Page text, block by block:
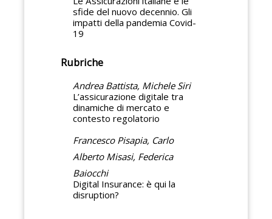
sfide del nuovo decennio. Gli
impatti della pandemia Covid-
19
Rubriche
Andrea Battista, Michele Siri
L’assicurazione digitale tra
dinamiche di mercato e
contesto regolatorio
Francesco Pisapia, Carlo
Alberto Misasi, Federica
Baiocchi
Digital Insurance: è qui la
disruption?